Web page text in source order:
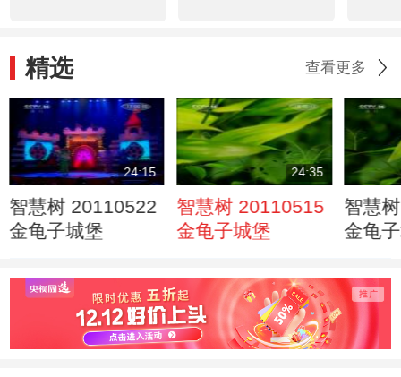
精选 查看更多
24:15
智慧树 20110522
金龟子城堡
24:35
智慧树 20110515
金龟子城堡
智慧
金龟